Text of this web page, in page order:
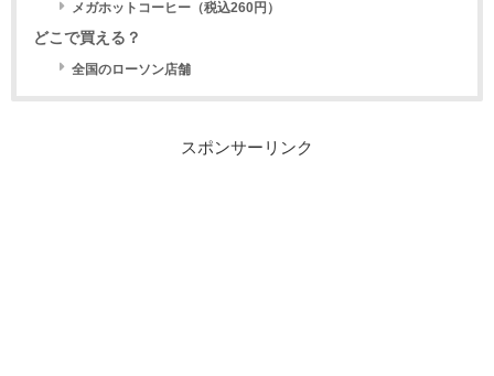
メガホットコーヒー（税込260円）
どこで買える？
全国のローソン店舗
スポンサーリンク